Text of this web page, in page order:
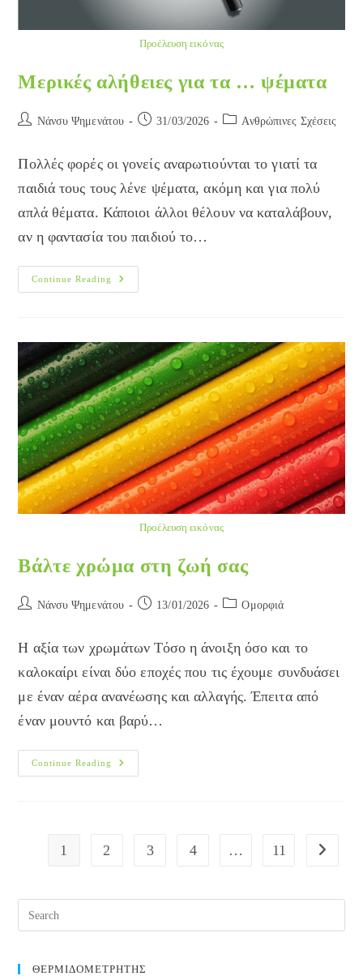
Προέλευση εικόνας
Μερικές αλήθειες για τα … ψέματα
Post Νάνσυ Ψημενάτου
Post 31/03/2026
Post Ανθρώπινες Σχέσεις
Πολλές φορές οι γονείς αναρωτιούνται το γιατί τα
παιδιά τους τους λένε ψέματα, ακόμη και για πολύ
απλά θέματα. Κάποιοι άλλοι θέλουν να καταλάβουν,
αν η φαντασία του παιδιού το…
Continue Reading
Μερικές
Αλήθειες
Προέλευση εικόνας
Βάλτε χρώμα στη ζωή σας
Post Νάνσυ Ψημενάτου
Post 13/01/2026
PostΟμορφιά
Η αξία των χρωμάτων Τόσο η άνοιξη όσο και το
καλοκαίρι είναι δύο εποχές που τις έχουμε συνδυάσει
με έναν αέρα ανανέωσης και αλλαγής. Έπειτα από
έναν μουντό και βαρύ…
Continue Reading
Βάλτε
Χρώμα
1 2 3 4 … 11 Go to
ΘΕΡΜΙΔΟΜΕΤΡΗΤΗΣ